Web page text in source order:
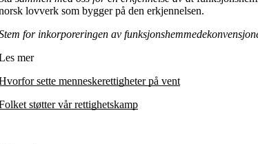
lovverk som bygger på den erkjennelsen.
for inkorporeringen av
mer
sette menneskerettigheter på vent
støtter vår rettighetskamp